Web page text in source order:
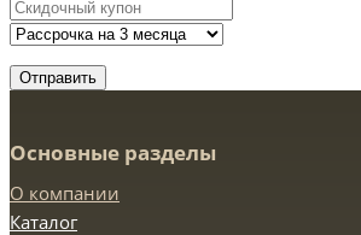
Отправить
Основные разделы
О компании
Каталог